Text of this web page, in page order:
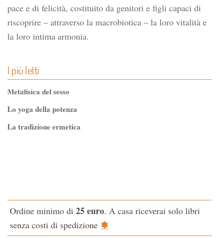
pace e di felicità, costituito da genitori e figli capaci di
riscoprire – attraverso la macrobiotica – la loro vitalità e
la loro intima armonia.
I più letti
Metafisica del sesso
Lo yoga della potenza
La tradizione ermetica
La Cabala
Il potere del serpente
Ordine minimo di 25 euro. A casa riceverai solo libri
senza costi di spedizione ✽